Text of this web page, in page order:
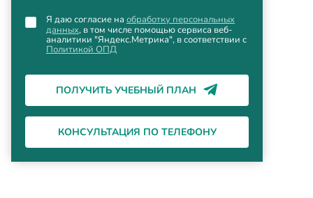
Я даю согласие на обработку персональных
данных, в том числе помощью сервиса веб-
аналитики "Яндекс.Метрика", в соответствии с
Политикой ОПД
ПОЛУЧИТЬ УЧЕБНЫЙ ПЛАН
КОНСУЛЬТАЦИЯ ПО ТЕЛЕФОНУ